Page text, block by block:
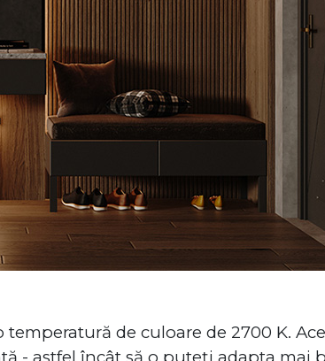
de culoare de 2700 K.